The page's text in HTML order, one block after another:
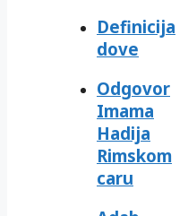
Definicija
dove
Odgovor
Imama
Hadija
Rimskom
caru